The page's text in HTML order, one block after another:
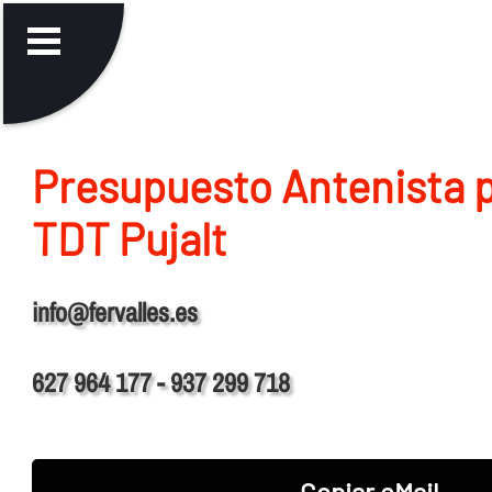
Presupuesto Antenista
TDT Pujalt
info@fervalles.es
627 964 177 - 937 299 718